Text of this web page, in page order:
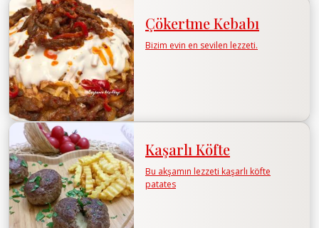
Çökertme Kebabı
Bizim evin en sevilen lezzeti.
Kaşarlı Köfte
Bu akşamın lezzeti kaşarlı köfte
patates